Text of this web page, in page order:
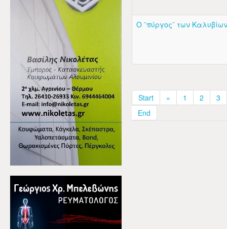
Ο ¨πύργος¨ των
Start « 1 2
3
End